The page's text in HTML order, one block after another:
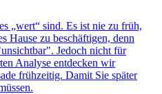
„wert“ sind. Es ist nie zu früh,
Hause zu beschäftigen, denn
Jedoch nicht für
Analyse entdecken wir
frühzeitig. Damit Sie später